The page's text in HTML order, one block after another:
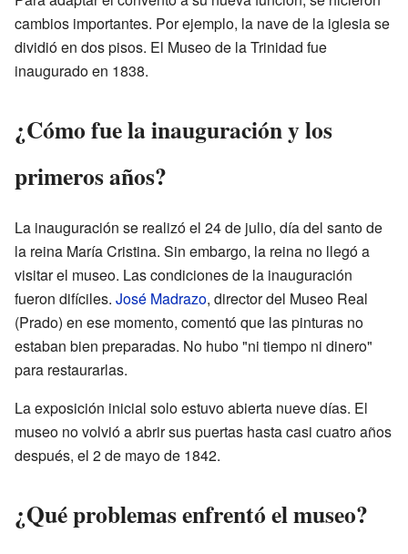
cambios importantes. Por ejemplo, la nave de la iglesia se
dividió en dos pisos. El Museo de la Trinidad fue
inaugurado en 1838.
¿Cómo fue la inauguración y los
primeros años?
La inauguración se realizó el 24 de julio, día del santo de
la reina María Cristina. Sin embargo, la reina no llegó a
visitar el museo. Las condiciones de la inauguración
fueron difíciles. José Madrazo, director del Museo Real
(Prado) en ese momento, comentó que las pinturas no
estaban bien preparadas. No hubo "ni tiempo ni dinero"
para restaurarlas.
La exposición inicial solo estuvo abierta nueve días. El
museo no volvió a abrir sus puertas hasta casi cuatro años
después, el 2 de mayo de 1842.
¿Qué problemas enfrentó el museo?